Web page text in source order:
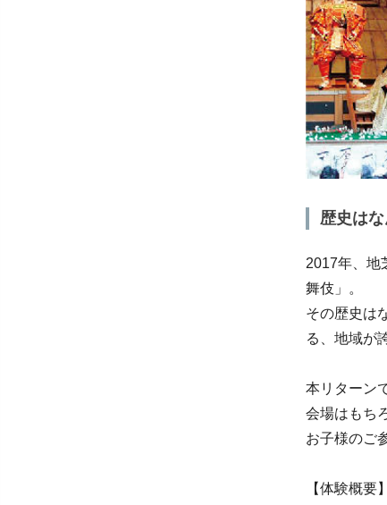
歴史は
2017年、地
舞伎」。
その歴史は
る、地域が
本リターン
会場はもち
お子様のご
【体験概要】